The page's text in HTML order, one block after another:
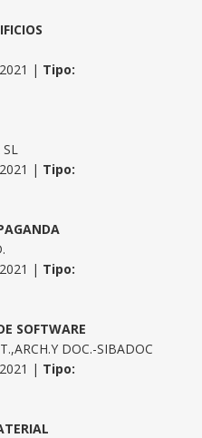
| Tipo:
SL
| Tipo:
| Tipo:
SOFTWARE
DOC.-SIBADOC
| Tipo: